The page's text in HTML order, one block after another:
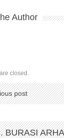
Author
closed.
post